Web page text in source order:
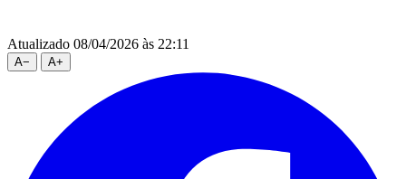
Atualizado 08/04/2026 às 22:11
A− A+